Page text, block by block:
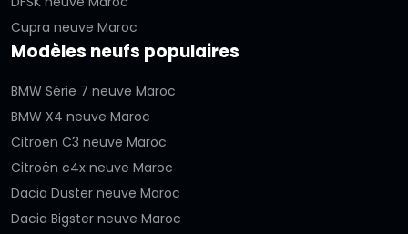
Cupra neuve Maroc
Modèles neufs populaires
BMW Série 7 neuve Maroc
BMW X4 neuve Maroc
Citroën C3 neuve Maroc
Citroën c4x neuve Maroc
Dacia Duster neuve Maroc
Dacia Bigster neuve Maroc